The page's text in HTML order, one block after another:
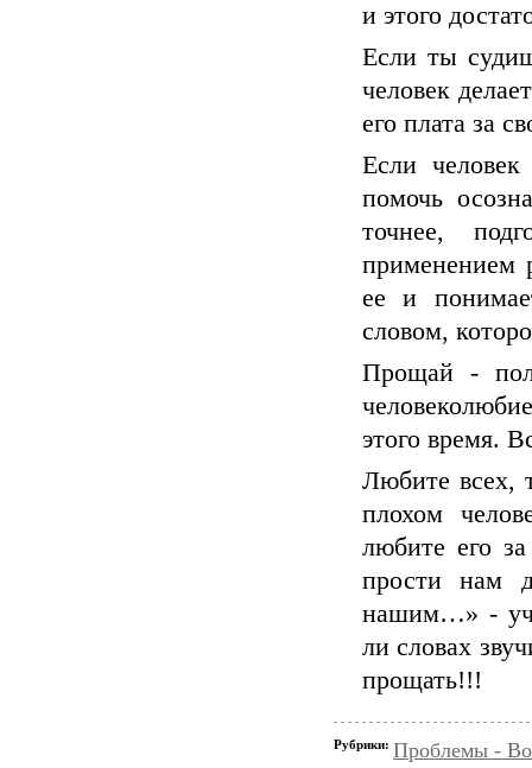
и этого
Если ты
человек
его плата за
Если
помочь
точнее,
применением
ее и
словом,
Прощай -
этого время.
Любите всех,
плохом
любите его
прости нам
нашим…» -
ли словах
прощать!!!
Рубрики: Проблемы -